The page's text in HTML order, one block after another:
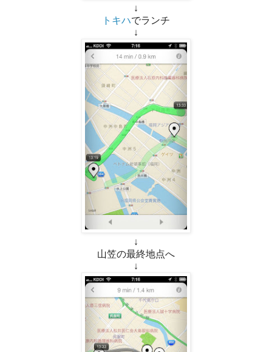
↓
トキハでランチ
↓
↓
山笠の最終地点へ
↓